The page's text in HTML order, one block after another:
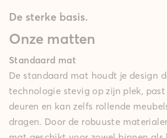
De sterke basis.
Onze matten
Standaard mat
De standaard mat houdt je design
technologie stevig op zijn plek,
deuren en kan zelfs rollende
dragen. Door de robuuste